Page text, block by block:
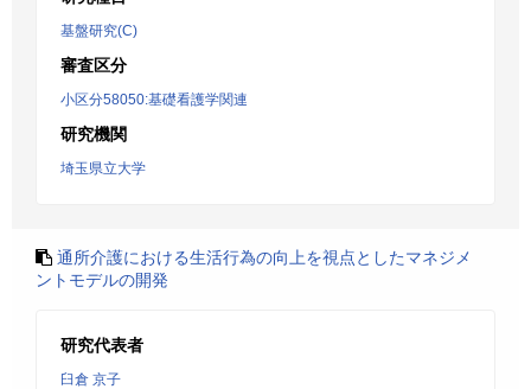
基盤研究(C)
審査区分
小区分58050:基礎看護学関連
研究機関
埼玉県立大学
通所介護における生活行為の向上を視点としたマネジメ
ントモデルの開発
研究代表者
臼倉 京子